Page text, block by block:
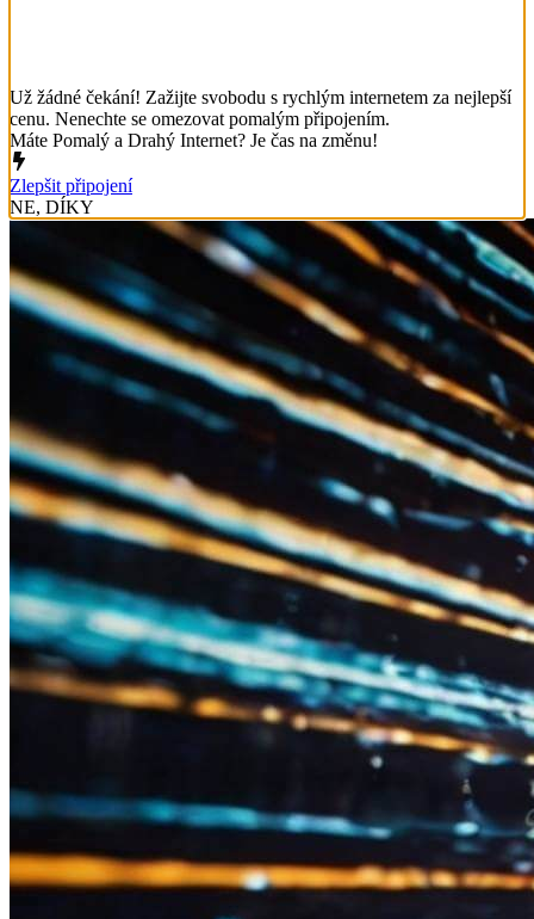
Už žádné čekání! Zažijte svobodu s rychlým internetem za nejlepší
cenu. Nenechte se omezovat pomalým připojením.
Máte Pomalý a Drahý Internet? Je čas na změnu!
Zlepšit připojení
NE, DÍKY